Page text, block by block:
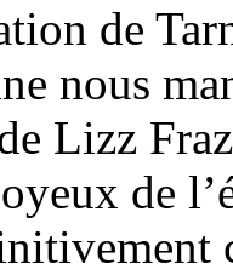
de
nous
Lizz
de